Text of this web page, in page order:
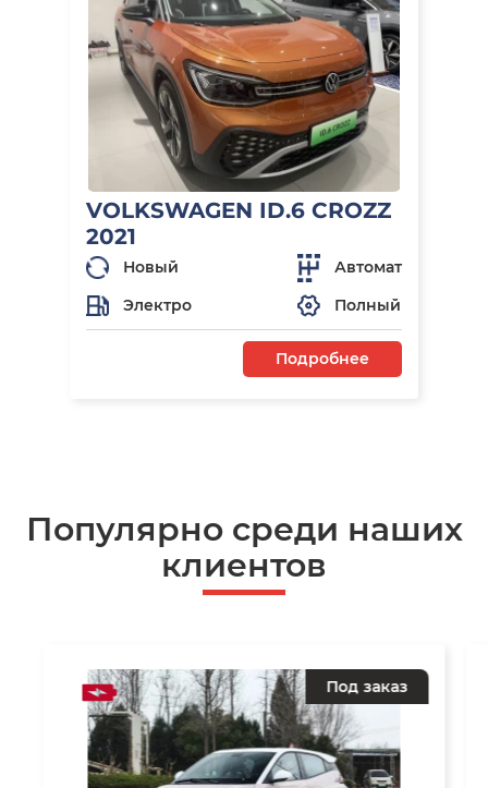
VOLKSWAGEN ID.6 CROZZ
2021
Новый
Автомат
Электро
Полный
Подробнее
Популярно среди наших
клиентов
Под заказ